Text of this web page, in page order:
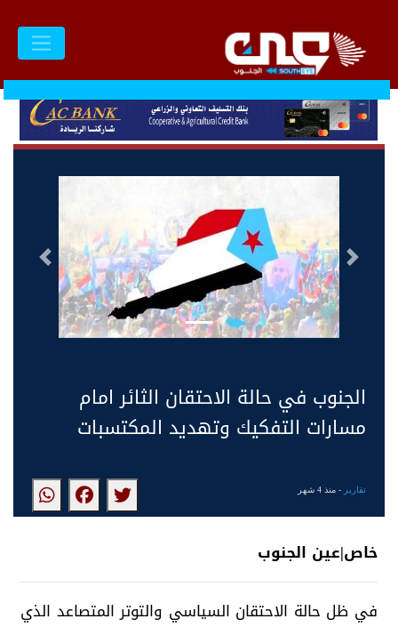
التالى السابق
الجنوب في حالة الاحتقان الثائر امام
مسارات التفكيك وتهديد المكتسبات
تقارير - منذ 4 شهر
خاص|عين الجنوب
في ظل حالة الاحتقان السياسي والتوتر المتصاعد الذي